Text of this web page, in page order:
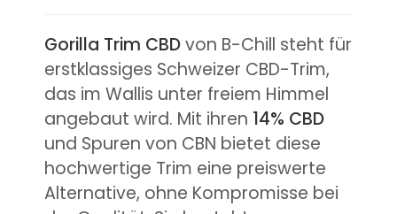
Gorilla Trim CBDvon B-Chill steht für
erstklassiges Schweizer CBD-Trim,
das im Wallis unter freiem Himmel
angebaut wird. Mit ihren 14% CBD
und Spuren von CBN bietet diese
hochwertige Trim eine preiswerte
Alternative, ohne Kompromisse bei